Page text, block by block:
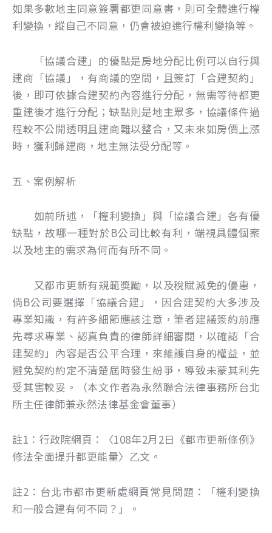
如果多數地主同意簽署都更同意書，則可全體進行權
利變換，縱自己不同意，仍會被迫進行權利變換等。
「協議合建」的優點是房地分配比例可以自行與
建商「協議」，有商議的空間，且簽訂「合建契約」
後，即可依據合建契約內容進行分配，無需等待都更
重建後才進行分配；缺點則是地主眾多，協議條件過
程較不公開透明且建商難以整合，又未來如房價上漲
時，獲利歸建商，地主無法受分配等。
五、案例解析
如前所述，「權利變換」與「協議合建」各有優
缺點，故哪一種對於B公司比較有利，端視具體個案
以及地主的需求為何而有所不同。
又都市更新有規範獎勵，以及稅賦減免的優惠，
倘B公司要選擇「協議合建」，因合建契約大多涉及
專業知識，有許多細節應該注意，筆者建議簽約前應
先尋求專業、認真負責的律師詳細審閱，以確認「合
建契約」內容是否公平合理，來維護自身的權益，並
避免契約約定不清楚屆時發生紛爭，導致未蒙其利先
受其害較妥。（本文作者為永然聯合法律事務所台北
所主任律師兼永然法律基金會董事）
註1：行政院網頁：〈108年2月2日《都市更新條例》
修法全面提升都更能量〉乙文。
註2：台北市都市更新處網頁常見問題：「權利變換
和一般合建有何不同？」。